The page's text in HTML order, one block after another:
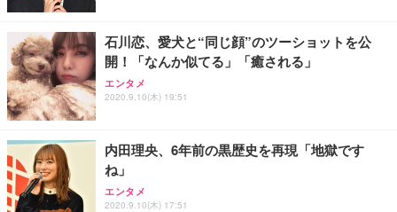
石川恋、愛犬と“同じ顔”のツーショットを公
開！「なんか似てる」「癒される」
エンタメ
2020.9.10(木) 19:51
内田理央、6年前の黒歴史を再現「地獄です
ね」
エンタメ
2020.9.10(木) 17:51